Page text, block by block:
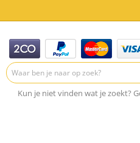
Kun je niet vinden wat je zoekt?